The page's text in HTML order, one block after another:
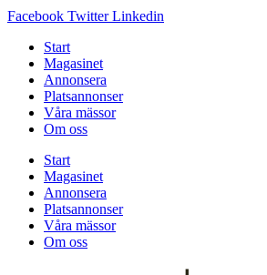
Facebook Twitter Linkedin
Start
Magasinet
Annonsera
Platsannonser
Våra mässor
Om oss
Start
Magasinet
Annonsera
Platsannonser
Våra mässor
Om oss